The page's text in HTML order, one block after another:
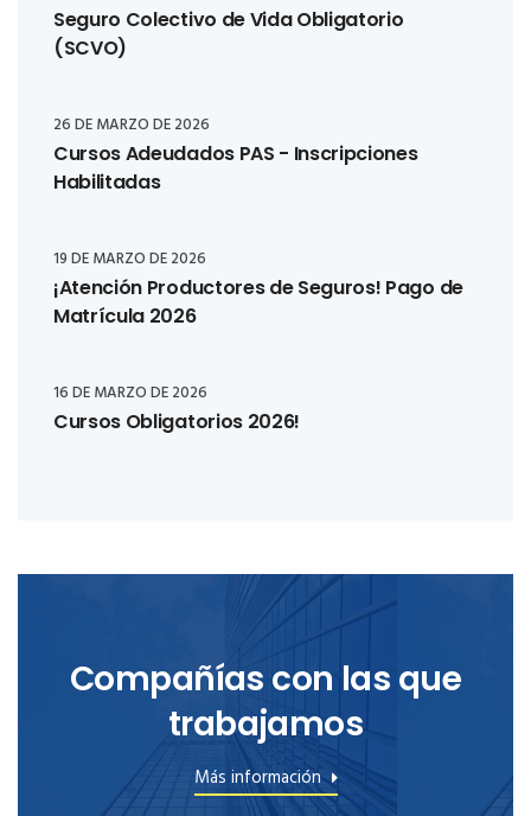
Seguro Colectivo de Vida Obligatorio
(SCVO)
26 DE MARZO DE 2026
Cursos Adeudados PAS - Inscripciones
Habilitadas
19 DE MARZO DE 2026
¡Atención Productores de Seguros! Pago de
Matrícula 2026
16 DE MARZO DE 2026
Cursos Obligatorios 2026!
Compañías con las que
trabajamos
Más información